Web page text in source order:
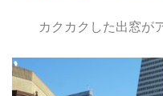
カクカクした出窓が